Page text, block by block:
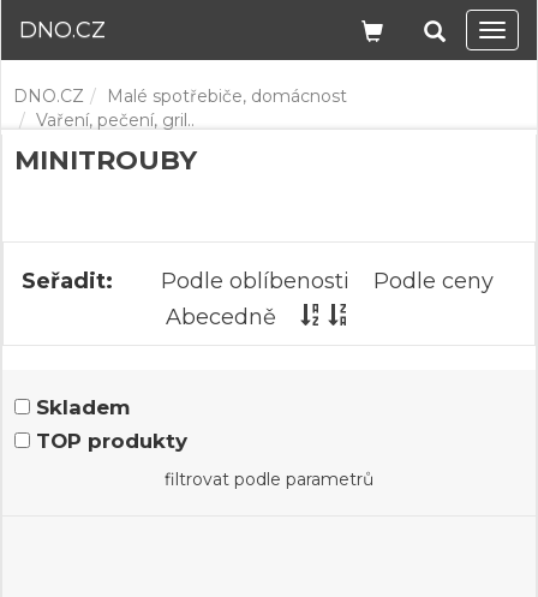
DNO.CZ
DNO.CZ
Malé spotřebiče, domácnost
Vaření, pečení, gril..
MINITROUBY
Seřadit: Podle oblíbenosti
Podle ceny
Abecedně
Skladem
TOP produkty
filtrovat podle parametrů